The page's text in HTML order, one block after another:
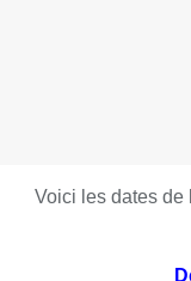
Voici les dates de